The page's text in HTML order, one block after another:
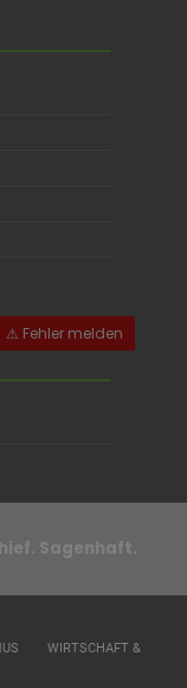
Sagenhaft.
WIRTSCHAFT &